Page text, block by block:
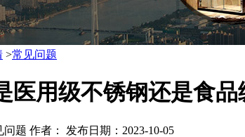
>常见问题
医用级不锈钢还是食品
问题 作者：
发布日期：2023-10-05